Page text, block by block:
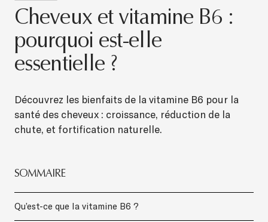
Cheveux et vitamine B6 :
pourquoi est-elle
essentielle ?
Découvrez les bienfaits de la vitamine B6 pour la
santé des cheveux : croissance, réduction de la
chute, et fortification naturelle.
SOMMAIRE
Qu’est-ce que la vitamine B6 ?